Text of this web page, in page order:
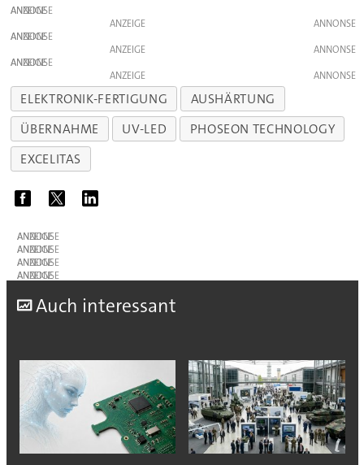
ANZEIGE
ANZEIGE
ANZEIGE
ANZEIGE
ANZEIGE
ANZEIGE
ELEKTRONIK-FERTIGUNG
AUSHÄRTUNG
ÜBERNAHME
UV-LED
PHOSEON TECHNOLOGY
EXCELITAS
ANZEIGE
ANZEIGE
ANZEIGE
ANZEIGE
Auch interessant